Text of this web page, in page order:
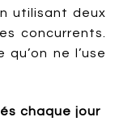
utilisant deux
concurrents.
ne l’use
chaque jour